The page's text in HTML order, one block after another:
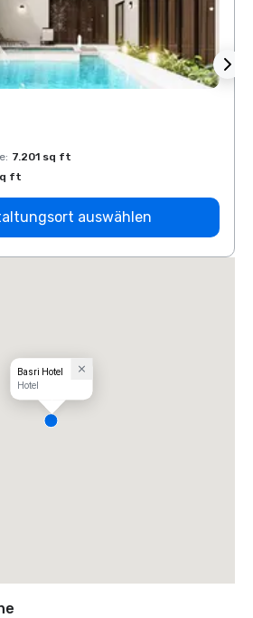
: 7.201 sq ft
ft
auswählen
Basri Hotel
Hotel